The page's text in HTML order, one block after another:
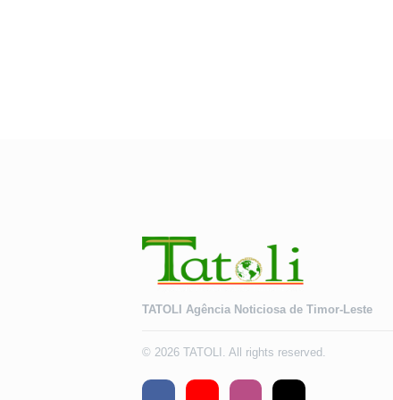
TATOLI Agência Noticiosa de Timor-Leste
© 2026 TATOLI. All rights reserved.